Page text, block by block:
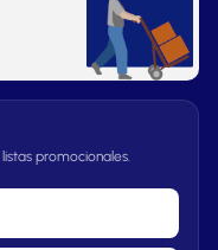
promocionales.